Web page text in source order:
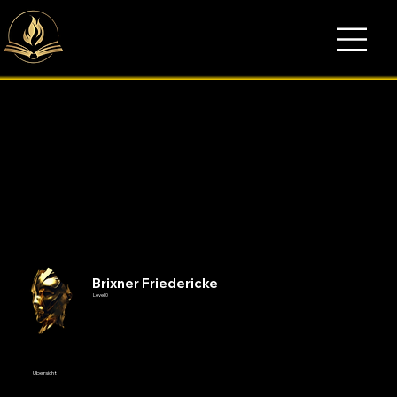
Übersicht
Brixner Friedericke
Level 0